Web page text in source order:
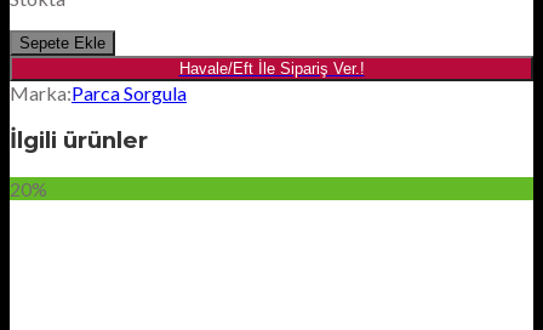
Sepete Ekle
Havale/Eft İle Sipariş Ver.!
Marka:Parca Sorgula
İlgili ürünler
20%